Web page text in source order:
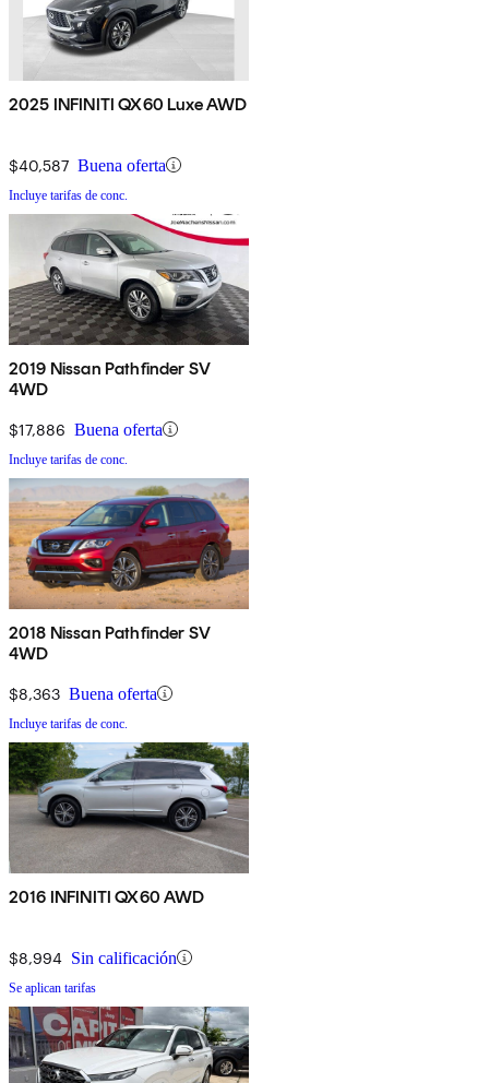
2025 INFINITI QX60 Luxe AWD
$40,587 Buena oferta
Incluye tarifas de conc.
2019 Nissan Pathfinder SV
4WD
$17,886 Buena oferta
Incluye tarifas de conc.
2018 Nissan Pathfinder SV
4WD
$8,363 Buena oferta
Incluye tarifas de conc.
2016 INFINITI QX60 AWD
$8,994 Sin calificación
Se aplican tarifas